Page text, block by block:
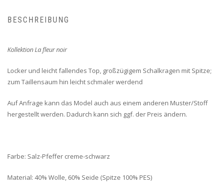
BESCHREIBUNG
Kollektion La fleur noir
Locker und leicht fallendes Top, großzügigem Schalkragen mit Spitze;
zum Taillensaum hin leicht schmaler werdend
Auf Anfrage kann das Model auch aus einem anderen Muster/Stoff
hergestellt werden. Dadurch kann sich ggf. der Preis ändern.
Farbe: Salz-Pfeffer creme-schwarz
Material: 40% Wolle, 60% Seide (Spitze 100% PES)